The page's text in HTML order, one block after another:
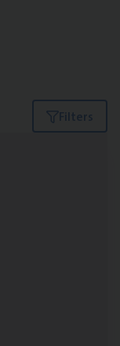
Filters